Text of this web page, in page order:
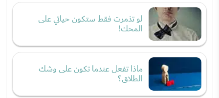
لو تذمرت فقط ستكون حياتي على
المحك!
ماذا تفعل عندما تكون على وشك
الطلاق؟